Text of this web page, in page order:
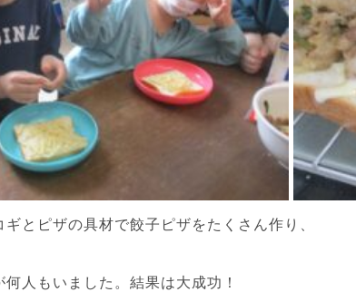
とピザの具材で餃子ピザをたくさん作り、
人もいました。結果は大成功！